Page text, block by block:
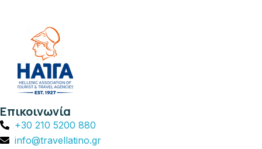
Επικοινωνία
+30 210 5200 880
info@travellatino.gr